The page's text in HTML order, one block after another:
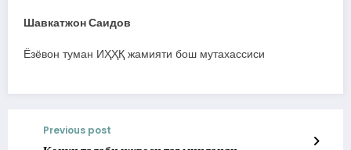
Шавкатжон Саидов
Ёзёвон туман ИҲҲҚ жамияти бош мутахассиси
Previous post